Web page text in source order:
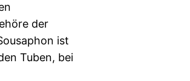
der
ist
Tuben, bei